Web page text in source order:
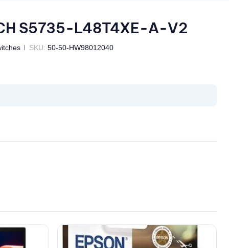
S5735-L48T4XE-A-V2
SKU: 50-50-HW98012040